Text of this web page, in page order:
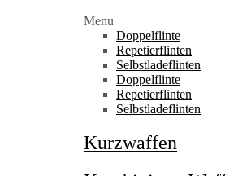
Menu
Doppelflinte
Repetierflinten
Selbstladeflinten
Doppelflinte
Repetierflinten
Selbstladeflinten
Kurzwaffen